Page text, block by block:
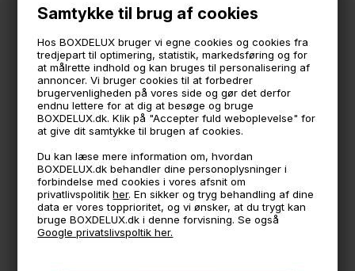
Samtykke til brug af cookies
Hos BOXDELUX bruger vi egne cookies og cookies fra
tredjepart til optimering, statistik, markedsføring og for
at målrette indhold og kan bruges til personalisering af
annoncer. Vi bruger cookies til at forbedrer
brugervenligheden på vores side og gør det derfor
endnu lettere for at dig at besøge og bruge
BOXDELUX.dk. Klik på "Accepter fuld weboplevelse" for
at give dit samtykke til brugen af cookies.
Du kan læse mere information om, hvordan
BOXDELUX.dk behandler dine personoplysninger i
forbindelse med cookies i vores afsnit om
privatlivspolitikher. En sikker og tryg behandling af dine
data er vores topprioritet, og vi ønsker, at du trygt kan
bruge BOXDELUX.dk i denne forvisning. Se også
Google privatslivspoltik her.
Måler:
25,5 x 18 cm.
14,5 cm. høj
Stackers konceptet går ud på at man selv kan skabe mere
plads til smykker, ure og ringe ved at tilføje flere kasser til
din stacker.
Imiteret læder med en inderside i lækker blød velour.
🕚 Bestil inden 11 & vi sender samme dag på hverdage
🧺 Kan du lægge varen i kurven, er den på lager
🌟 4,9 med over 1200 anmeldelser ★★★★★